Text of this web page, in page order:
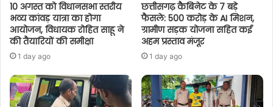
10 अगस्त को विधानसभा स्तरीय
भव्य कांवड़ यात्रा का होगा
आयोजन, विधायक रोहित साहू ने
की तैयारियों की समीक्षा
1 day ago
छत्तीसगढ़ कैबिनेट के 7 बड़े
फैसले: 500 करोड़ के AI मिशन,
ग्रामीण सड़क योजना सहित कई
अहम प्रस्ताव मंजूर
1 day ago